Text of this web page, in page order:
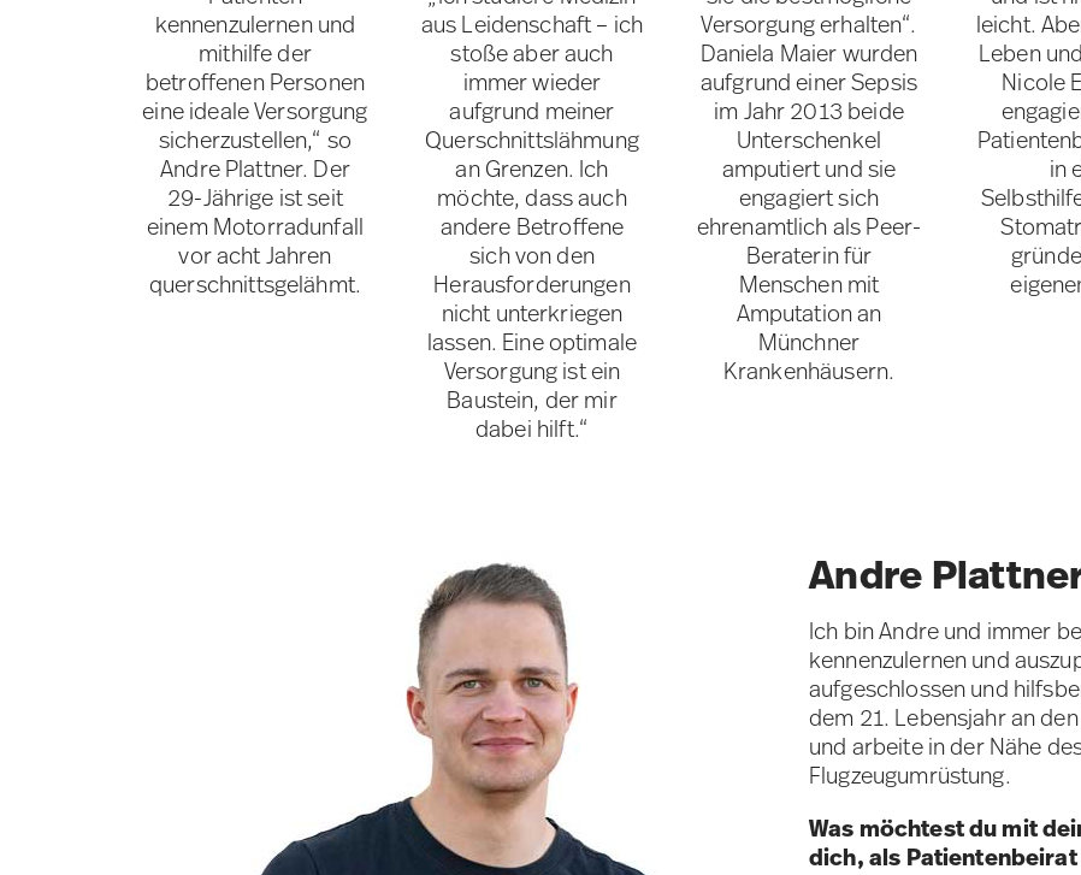
kennenzulernen und
mithilfe der
betroffenen Personen
eine ideale Versorgung
sicherzustellen,“ so
Andre Plattner. Der
29-Jährige ist seit
einem Motorradunfall
vor acht Jahren
querschnittsgelähmt.
aus Leidenschaft – ich
stoße aber auch
immer wieder
aufgrund meiner
Querschnittslähmung
an Grenzen. Ich
möchte, dass auch
andere Betroffene
sich von den
Herausforderungen
nicht unterkriegen
lassen. Eine optimale
Versorgung ist ein
Baustein, der mir
dabei hilft.“
Versorgung erhalten“.
Daniela Maier wurden
aufgrund einer Sepsis
im Jahr 2013 beide
Unterschenkel
amputiert und sie
engagiert sich
ehrenamtlich als Peer-
Beraterin für
Menschen mit
Amputation an
Münchner
Krankenhäusern.
leicht.
Leben
Nicole
in
Andre
Ich bin Andre und immer
kennenzulernen und
aufgeschlossen und
dem 21. Lebensjahr an
und arbeite in der Nähe
Flugzeugumrüstung.
Was möchtest du mit
dich, als